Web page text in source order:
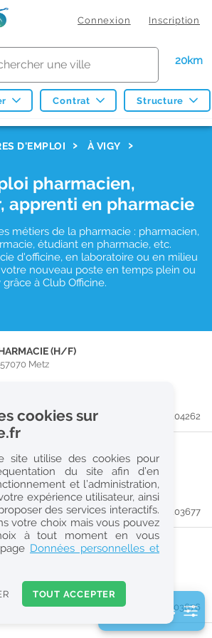
Connexion Inscription
20km
Contrat Structure
de la France d'outre-mer
D'EMPLOI À VIGY
pharmacien,
apprenti en pharmacie
métiers de la pharmacie : pharmacien,
étudiant en pharmacie, etc.
d'officine, en laboratoire ou en milieu
votre nouveau poste en temps plein ou
à Club Officine.
(H/F)
57070 Metz
#204262
(H/F)
57320 Bouzonville
#203677
57320 Bouzonville
#203676
2 filtre(s) actifs
cookies sur
site utilise des cookies pour
du site afin d’en
et l’administration,
expérience utilisateur, ainsi
des services interactifs.
votre choix mais vous pouvez
à tout moment en vous
Données personnelles et
TOUT ACCEPTER